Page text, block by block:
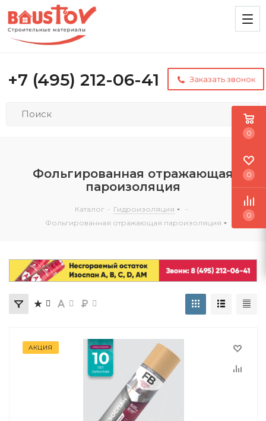
+7 (495) 212-06-41 Заказать звонок
Фольгированная отражающая
пароизоляция
Каталог - Гидроизоляция
-
Фольгированная отражающая пароизоляция
АКЦИЯ
0
0
0